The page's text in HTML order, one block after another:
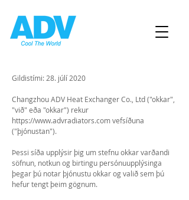
Gildistími: 28. júlí 2020
Changzhou ADV Heat Exchanger Co., Ltd ("okkar",
"við" eða "okkar") rekur
https://www.advradiators.comvefsíðuna
("þjónustan").
Þessi síða upplýsir þig um stefnu okkar varðandi
söfnun, notkun og birtingu persónuupplýsinga
þegar þú notar þjónustu okkar og valið sem þú
hefur tengt þeim gögnum.